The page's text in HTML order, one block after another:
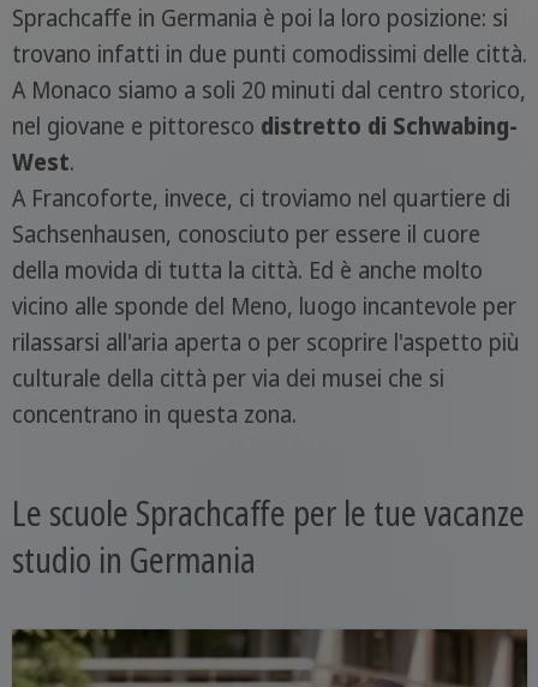
Sprachcaffe in Germania è poi la loro posizione: si
trovano infatti in due punti comodissimi delle città.
A Monaco siamo a soli 20 minuti dal centro storico,
nel giovane e pittoresco distretto di Schwabing-
West.
A Francoforte, invece, ci troviamo nel quartiere di
Sachsenhausen, conosciuto per essere il cuore
della movida di tutta la città. Ed è anche molto
vicino alle sponde del Meno, luogo incantevole per
rilassarsi all'aria aperta o per scoprire l'aspetto più
culturale della città per via dei musei che si
concentrano in questa zona.
Le scuole Sprachcaffe per le tue vacanze
studio in Germania